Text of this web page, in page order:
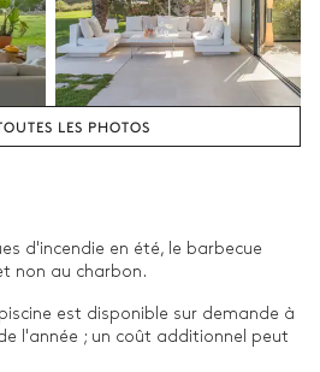
LES PHOTOS
d'incendie en été, le barbecue
non au charbon.
est disponible sur demande à
l'année ; un coût additionnel peut